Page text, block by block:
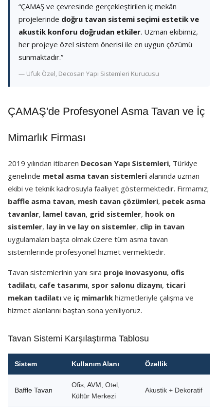
“ÇAMAŞ ve çevresinde gerçekleştirilen iç mekân
projelerinde doğru tavan sistemi seçimi estetik ve
akustik konforu doğrudan etkiler. Uzman ekibimiz,
her projeye özel sistem önerisi ile en uygun çözümü
sunmaktadır.”
— Ufuk Özel, Decosan Yapı Sistemleri Kurucusu
ÇAMAŞ'de Profesyonel Asma Tavan ve İç
Mimarlık Firması
2019 yılından itibaren Decosan Yapı Sistemleri, Türkiye
genelinde metal asma tavan sistemleri alanında uzman
ekibi ve teknik kadrosuyla faaliyet göstermektedir. Firmamız;
baffle asma tavan, mesh tavan çözümleri, petek asma
tavanlar, lamel tavan, grid sistemler, hook on
sistemler, lay in ve lay on sistemler, clip in tavan
uygulamaları başta olmak üzere tüm asma tavan
sistemlerinde profesyonel hizmet vermektedir.
Tavan sistemlerinin yanı sıra proje inovasyonu, ofis
tadilatı, cafe tasarımı, spor salonu dizaynı, ticari
mekan tadilatı ve iç mimarlık hizmetleriyle çalışma ve
hizmet alanlarını baştan sona yeniliyoruz.
Tavan Sistemi Karşılaştırma Tablosu
Sistem Kullanım Alanı Özellik
Baffle Tavan
Ofis, AVM, Otel,
Kültür Merkezi
Akustik + Dekoratif